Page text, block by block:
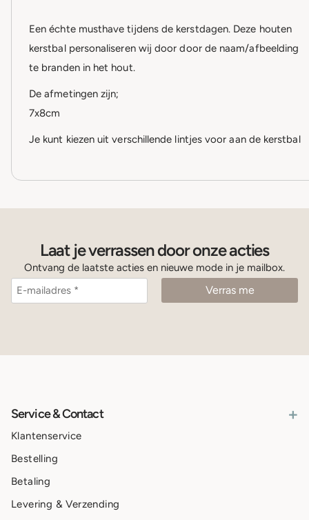
Een échte musthave tijdens de kerstdagen. Deze houten
kerstbal personaliseren wij door door de naam/afbeelding
te branden in het hout.
De afmetingen zijn;
7x8cm
Je kunt kiezen uit verschillende lintjes voor aan de kerstbal
Laat je verrassen door onze acties
Ontvang de laatste acties en nieuwe mode in je mailbox.
Service & Contact +
Klantenservice
Bestelling
Betaling
Levering & Verzending